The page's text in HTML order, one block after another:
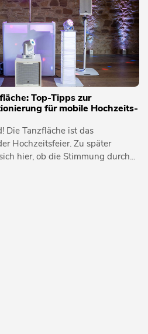
Top-Tipps zur
für mobile Hochzeits-
Die Tanzfläche ist das
Hochzeitsfeier. Zu später
hier, ob die Stimmung durch...